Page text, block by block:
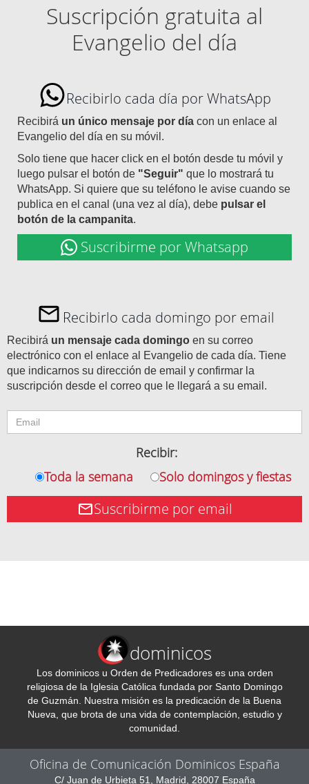
Suscripción gratuita al
Evangelio del día
Recibirlo cada día por WhatsApp
Recibirá un único mensaje por día con un enlace al
Evangelio del día en su móvil.
Solo tiene que hacer click en el botón desde tu móvil y
luego pulsar el botón de "Seguir" que lo mostrará tu
WhatsApp. Si quiere que su teléfono le avise cuando se
publica en el canal (una vez al día), debe pulsar el
botón de la campanita.
Suscribirme por Whatsapp
Recibirlo cada domingo por email
Recibirá un mensaje cada domingo en su correo
electrónico con el enlace al Evangelio de cada día. Tiene
que indicarnos su dirección de email y confirmar la
suscripción desde el correo que le llegará a su email.
Recibir:
Toda la semana
Solo domingos y fiestas
Suscribirme por email
dominicos
Los dominicos u Orden de Predicadores es una orden
religiosa de la Iglesia Católica fundada por Santo Domingo
de Guzmán. Nuestra misión es la predicación de la Buena
Nueva, que brota de una vida de contemplación, estudio y
comunidad.
Oficina de Comunicación Dominicos España
C/ Juan de Urbieta 51, Madrid, 28007 España